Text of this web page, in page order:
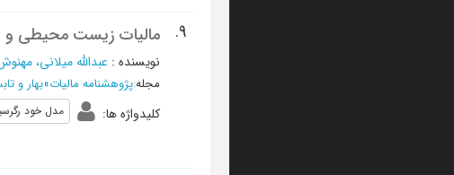
9. مالیات زیست محیطی و
نویسنده : عبدالله میلانی،
مجله:پژوهشنامه مالیات»بهار و تابستان
کلیدواژه ها: مدل خود